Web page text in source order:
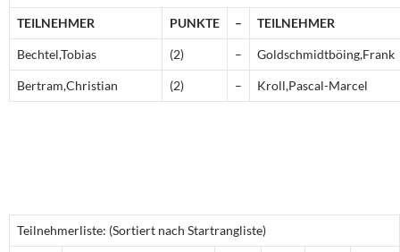
TEILNEHMER PUNKTE – TEILNEHMER
Bechtel,Tobias (2) – Goldschmidtböing,Frank
Bertram,Christian (2) – Kroll,Pascal-Marcel
Teilnehmerliste: (Sortiert nach Startrangliste)